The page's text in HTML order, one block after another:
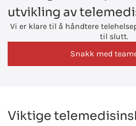
utvikling av
Vi er klare til å håndtere
til slutt.
Snakk med
Viktige